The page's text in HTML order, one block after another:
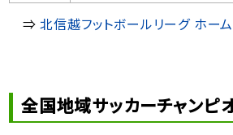
⇒ 北信越フットボールリーグ ホー
全国地域サッカーチャンピオ